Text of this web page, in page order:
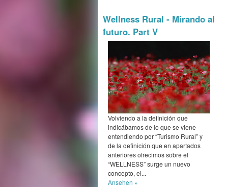
Wellness Rural - Mirando al
futuro. Part V
Volviendo a la definición que
indicábamos de lo que se viene
entendiendo por “Turismo Rural” y
de la definición que en apartados
anteriores ofrecimos sobre el
“WELLNESS” surge un nuevo
concepto, el...
Ansehen »